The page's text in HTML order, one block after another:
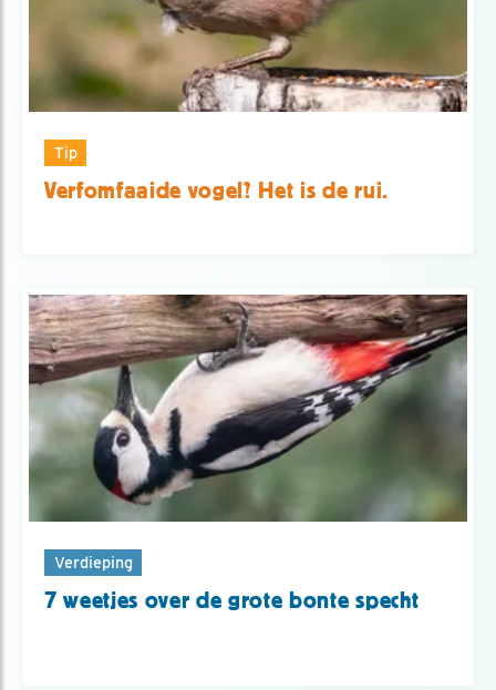
Tip
Verfomfaaide vogel? Het is de rui.
Verdieping
7 weetjes over de grote bonte specht